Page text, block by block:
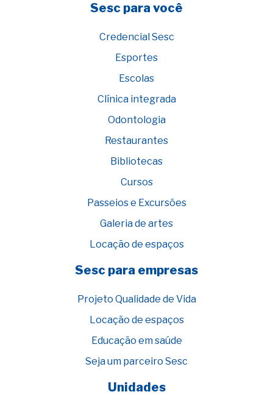
Sesc para você
Credencial Sesc
Esportes
Escolas
Clínica integrada
Odontologia
Restaurantes
Bibliotecas
Cursos
Passeios e Excursões
Galeria de artes
Locação de espaços
Sesc para empresas
Projeto Qualidade de Vida
Locação de espaços
Educação em saúde
Seja um parceiro Sesc
Unidades